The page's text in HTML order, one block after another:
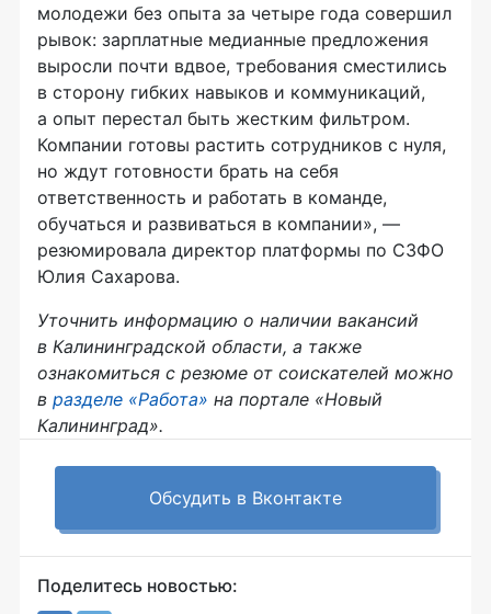
молодежи без опыта за четыре года совершил
рывок: зарплатные медианные предложения
выросли почти вдвое, требования сместились
в сторону гибких навыков и коммуникаций,
а опыт перестал быть жестким фильтром.
Компании готовы растить сотрудников с нуля,
но ждут готовности брать на себя
ответственность и работать в команде,
обучаться и развиваться в компании», —
резюмировала директор платформы по СЗФО
Юлия Сахарова.
Уточнить информацию о наличии вакансий
в Калининградской области, а также
ознакомиться с резюме от соискателей можно
в разделе «Работа» на портале «Новый
Калининград».
Обсудить в Вконтакте
Поделитесь новостью: